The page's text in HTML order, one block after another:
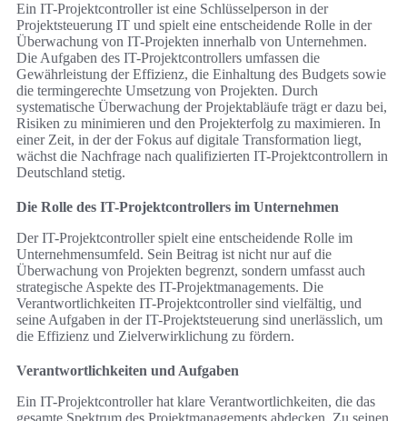
Ein IT-Projektcontroller ist eine Schlüsselperson in der
Projektsteuerung IT und spielt eine entscheidende Rolle in der
Überwachung von IT-Projekten innerhalb von Unternehmen.
Die Aufgaben des IT-Projektcontrollers umfassen die
Gewährleistung der Effizienz, die Einhaltung des Budgets sowie
die termingerechte Umsetzung von Projekten. Durch
systematische Überwachung der Projektabläufe trägt er dazu bei,
Risiken zu minimieren und den Projekterfolg zu maximieren. In
einer Zeit, in der der Fokus auf digitale Transformation liegt,
wächst die Nachfrage nach qualifizierten IT-Projektcontrollern in
Deutschland stetig.
Die Rolle des IT-Projektcontrollers im Unternehmen
Der IT-Projektcontroller spielt eine entscheidende Rolle im
Unternehmensumfeld. Sein Beitrag ist nicht nur auf die
Überwachung von Projekten begrenzt, sondern umfasst auch
strategische Aspekte des IT-Projektmanagements. Die
Verantwortlichkeiten IT-Projektcontroller sind vielfältig, und
seine Aufgaben in der IT-Projektsteuerung sind unerlässlich, um
die Effizienz und Zielverwirklichung zu fördern.
Verantwortlichkeiten und Aufgaben
Ein IT-Projektcontroller hat klare Verantwortlichkeiten, die das